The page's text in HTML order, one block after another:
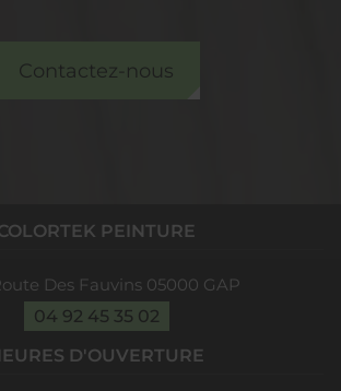
Contactez-nous
PEINTURE
Des Fauvins 05000 GAP
04 92 45 35 02
D'OUVERTURE